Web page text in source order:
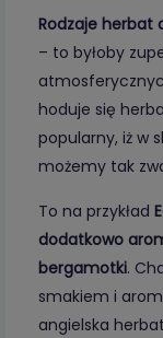
Rodzaje herbat
– to byłoby
hoduje się
popularny, iż w
możemy tak
To na przykład
dodatkowo
bergamotki.
smakiem i
angielska